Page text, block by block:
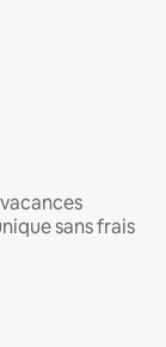
sans frais